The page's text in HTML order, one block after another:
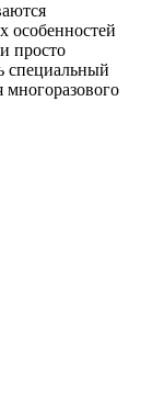
перекрыта
высоким